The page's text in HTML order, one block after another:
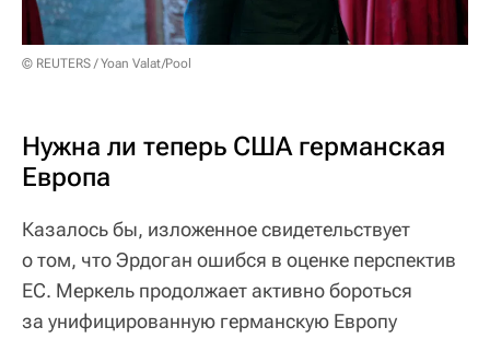
© REUTERS / Yoan Valat/Pool
Нужна ли теперь США германская
Европа
Казалось бы, изложенное свидетельствует
о том, что Эрдоган ошибся в оценке перспектив
ЕС. Меркель продолжает активно бороться
за унифицированную германскую Европу